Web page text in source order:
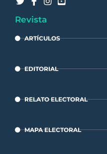
Revista
ARTÍCULOS
EDITORIAL
RELATO ELECTORAL
MAPA ELECTORAL